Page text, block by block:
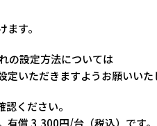
す。
の設定方法については
定いただきますようお願いいた
ください。
償 3,300円/台（税込）です。